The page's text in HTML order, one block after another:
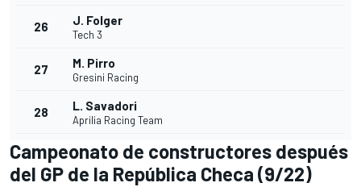
26 J. Folger
Tech 3
27 M. Pirro
Gresini Racing
28 L. Savadori
Aprilia Racing Team
Campeonato de constructores después
del GP de la República Checa (9/22)